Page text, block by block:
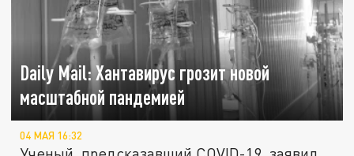
Daily Mail: Хантавирус грозит новой
масштабной пандемией
04 МАЯ 16:32